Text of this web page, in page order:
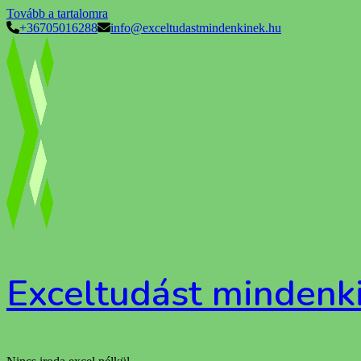
Tovább a tartalomra
+36705016288
info@exceltudastmindenkinek.hu
Exceltudást